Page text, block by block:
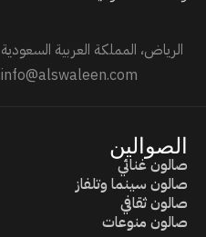
الرياض، المملكة العربية السعودية
info@alswaleen.com
الصوالين
صالون غنائي
صالون سينما وتلفاز
صالون ثقافي
صالون منوعات